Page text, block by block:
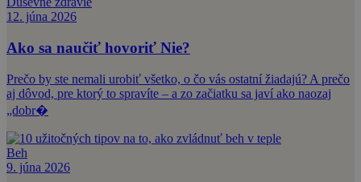
12. júna 2026
Ako sa naučiť hovoriť Nie?
Prečo by ste nemali urobiť všetko, o čo vás ostatní žiadajú? A prečo
aj dôvod, pre ktorý to spravíte – a zo začiatku sa javí ako naozaj
„dobr�
Beh
9. júna 2026